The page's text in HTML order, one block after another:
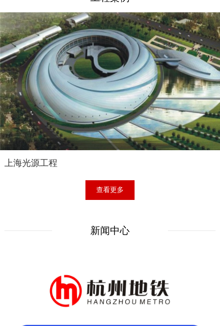
上海光源工程
查看更多
新闻中心